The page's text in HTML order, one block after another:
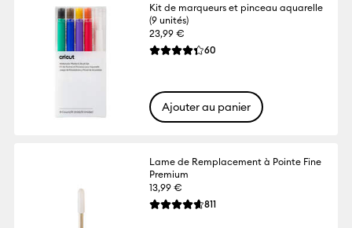
Kit de marqueurs et pinceau aquarelle
(9 unités)
23,99 €
La note moyenne de ce produit est 4.3
60
Ajouter au panier
Lame de Remplacement à Pointe Fine
Premium
13,99 €
La note moyenne de ce produit est 4.6
811